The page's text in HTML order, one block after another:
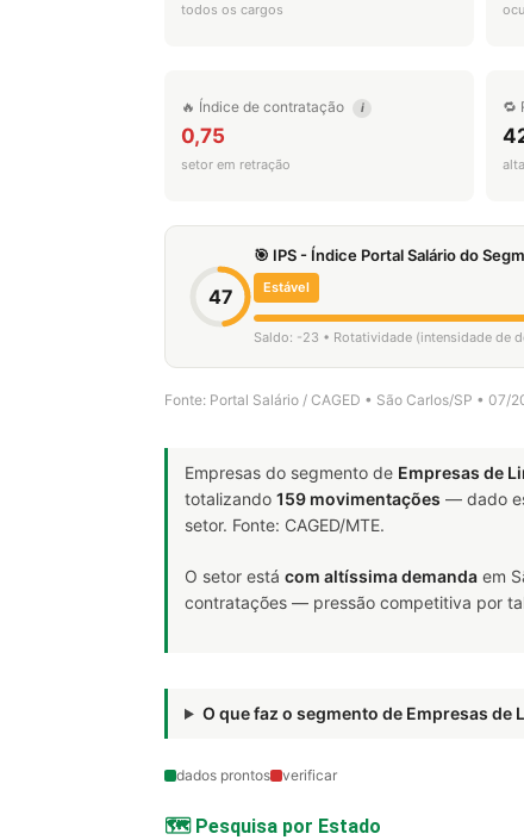
todos os cargos
🔥 Índice de contratação i
0,75
setor em retração
🔁
47
🎯 IPS - Índice Portal Salário do
Estável
Saldo: -23 • Rotatividade (intensidade de
Fonte: Portal Salário / CAGED • São Carlos/SP • 07/
Empresas do segmento de Empresas de
totalizando 159 movimentações — dado
setor. Fonte: CAGED/MTE.
O setor está com altíssima demanda em
contratações — pressão competitiva por
O que faz o segmento de Empresas de
dados prontos verificar
🗺️ Pesquisa por Estado